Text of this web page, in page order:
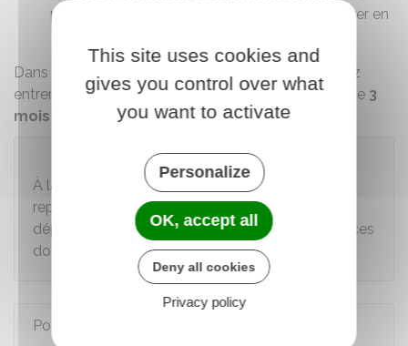
professionnel pour que le véhicule puisse entrer en
Tunisie
Dans le cadre d'un voyage touristique, vous pouvez
entrer avec un véhicule pour une durée maximum de 3
mois (90 jours), renouvelableune seule fois
À la sortie du territoire tunisien, il est impératif de
repartir avec le véhicule et de s'assurer que son
départ est correctement enregistré par les services
douaniers pour éviter tout problème ultérieur.
Pour en savoir plus
This site uses cookies and
gives you control over what
you want to activate
Personalize
OK, accept all
Deny all cookies
Privacy policy